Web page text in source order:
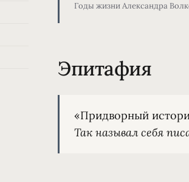
Годы жизни Александра
Эпитафия
Так называл себя